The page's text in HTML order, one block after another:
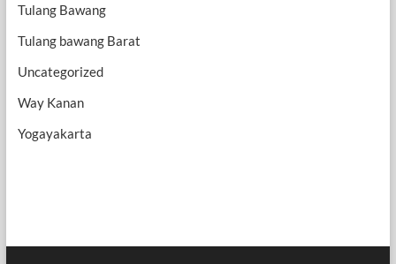
Tulang Bawang
Tulang bawang Barat
Uncategorized
Way Kanan
Yogayakarta